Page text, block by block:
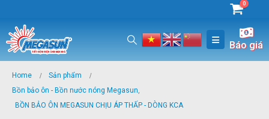
0
Báo giá
Home
Sản phẩm
Bồn bảo ôn - Bồn nước nóng Megasun,
BỒN BẢO ÔN MEGASUN CHỊU ÁP THẤP - DÒNG KCA